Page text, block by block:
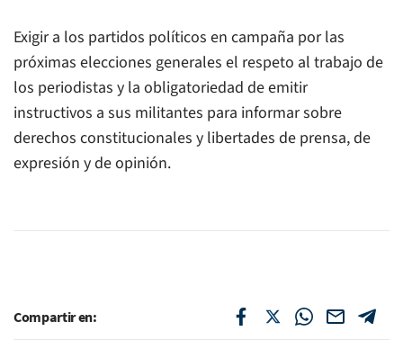
Exigir a los partidos políticos en campaña por las
próximas elecciones generales el respeto al trabajo de
los periodistas y la obligatoriedad de emitir
instructivos a sus militantes para informar sobre
derechos constitucionales y libertades de prensa, de
expresión y de opinión.
Compartir en: